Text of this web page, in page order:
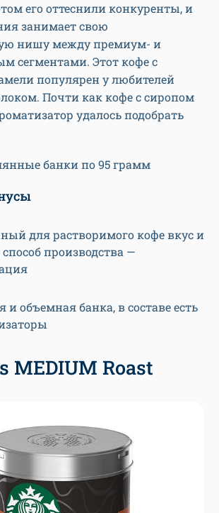
его оттеснили конкуренты, и
занимает свою
нишу между премиум- и
сегментами. Этот кофе с
популярен у любителей
Почти как кофе с сиропом
удалось подобрать
банки по 95 грамм
для растворимого кофе вкус и
производства —
и объемная банка, в составе есть
MEDIUM Roast